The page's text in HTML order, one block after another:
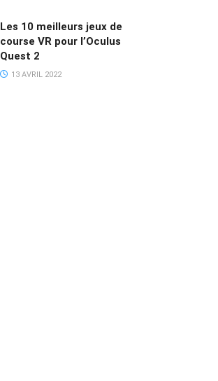
Les 10 meilleurs jeux de
course VR pour l’Oculus
Quest 2
13 AVRIL 2022